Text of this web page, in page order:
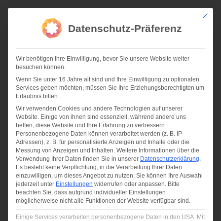
10-21 | BUWOG FEIERT RICHTFEST
Mit
Datenschutz-Präferenz
Wir benötigen Ihre Einwilligung, bevor Sie unsere Website weiter
besuchen können.
Wenn Sie unter 16 Jahre alt sind und Ihre Einwilligung zu optionalen
Services geben möchten, müssen Sie Ihre Erziehungsberechtigten um
Erlaubnis bitten.
Wir verwenden Cookies und andere Technologien auf unserer
Website. Einige von ihnen sind essenziell, während andere uns
helfen, diese Website und Ihre Erfahrung zu verbessern.
Personenbezogene Daten können verarbeitet werden (z. B. IP-
Adressen), z. B. für personalisierte Anzeigen und Inhalte oder die
Messung von Anzeigen und Inhalten. Weitere Informationen über die
Verwendung Ihrer Daten finden Sie in unserer Datenschutzerklärung.
Es besteht keine Verpflichtung, in die Verarbeitung Ihrer Daten
einzuwilligen, um dieses Angebot zu nutzen. Sie können Ihre Auswahl
jederzeit unter Einstellungen widerrufen oder anpassen. Bitte
beachten Sie, dass aufgrund individueller Einstellungen
möglicherweise nicht alle Funktionen der Website verfügbar sind.
Einige Services verarbeiten personenbezogene Daten in den USA. Mit